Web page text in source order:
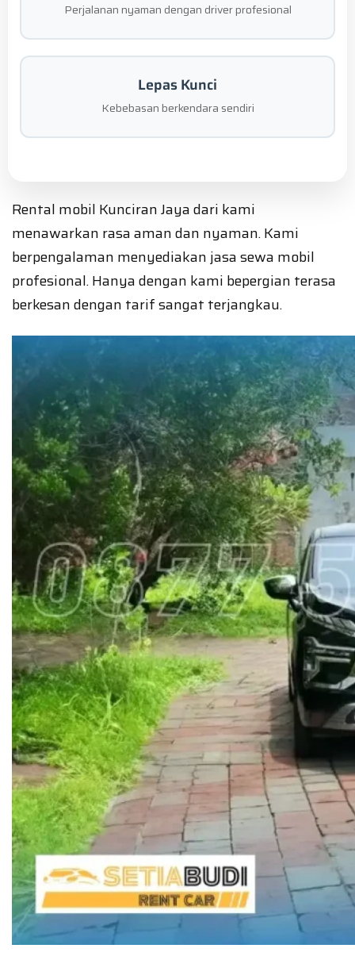
Perjalanan nyaman dengan driver profesional
Lepas Kunci
Kebebasan berkendara sendiri
Rental mobil Kunciran Jaya dari kami
menawarkan rasa aman dan nyaman. Kami
berpengalaman menyediakan jasa sewa mobil
profesional. Hanya dengan kami bepergian terasa
berkesan dengan tarif sangat terjangkau.